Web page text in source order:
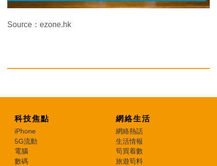
Source：ezone.hk
科技焦點
iPhone
5G流動
電腦
數碼
網絡生活
網絡熱話
生活情報
筍買着數
旅遊筍料